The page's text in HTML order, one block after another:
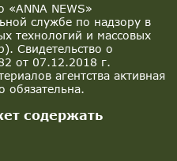
NEWS»
службе по надзору в
технологий и массовых
Свидетельство о
от 07.12.2018 г.
агентства активная
обязательна.
содержать